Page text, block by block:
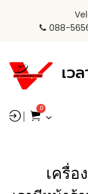
088-
เว
0
เครื่